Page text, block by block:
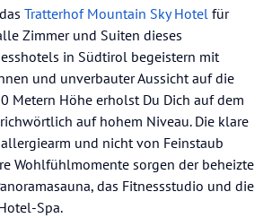
Tratterhof Mountain Sky Hotel für
Zimmer und Suiten dieses
in Südtirol begeistern mit
und unverbauter Aussicht auf die
Metern Höhe erholst Du Dich auf dem
auf hohem Niveau. Die klare
und nicht von Feinstaub
Wohlfühlmomente sorgen der beheizte
das Fitnessstudio und die
Spa.